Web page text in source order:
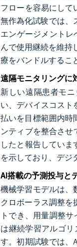
フローを容易にして
無作為化試験では、
エンゲージメント
んで使用継続を維持
療をバンドルするこ
遠隔モニタリングに
新しい遠隔患者モ
い、デバイスコスト
払いを目標範囲内時
ンティブを整合させ
したと報告してい
を示しており、デジ
AI搭載の予測投与と
機械学習モデルは、
クロボーラス調整を
トでき、用量調整
は継続学習アルゴ
す。初期試験では、